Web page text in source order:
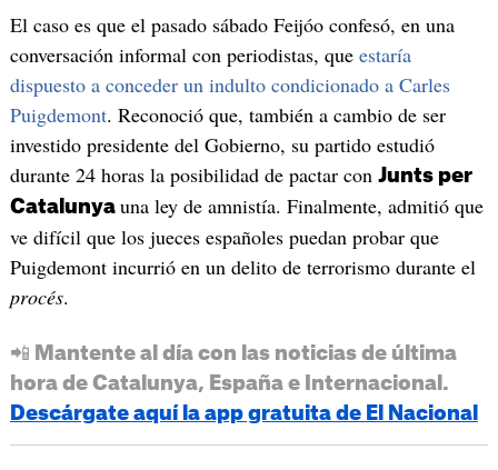
El caso es que el pasado sábado Feijóo confesó, en una
conversación informal con periodistas, que estaría
dispuesto a conceder un indulto condicionado a Carles
Puigdemont. Reconoció que, también a cambio de ser
investido presidente del Gobierno, su partido estudió
durante 24 horas la posibilidad de pactar con Junts per
Catalunya una ley de amnistía. Finalmente, admitió que
ve difícil que los jueces españoles puedan probar que
Puigdemont incurrió en un delito de terrorismo durante el
procés.
📲 Mantente al día con las noticias de última
hora de Catalunya, España e Internacional.
Descárgate aquí la app gratuita de El Nacional